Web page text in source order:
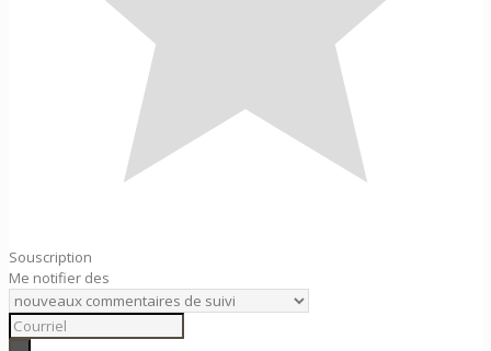
Souscription
Me notifier des